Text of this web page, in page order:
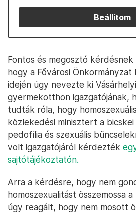
Beállítom
Fontos és megosztó
hogy a Fővárosi Önkormányzat
idején úgy nevezte ki
gyermekotthon igazgatójának,
tudták róla, hogy
közlekedési minisztert a
pedofília és szexuális
volt igazgatójáról kérdezték
sajtótájékoztatón.
Arra a kérdésre, hogy nem
homoszexualitást összemossa
úgy reagált, hogy nem mosott